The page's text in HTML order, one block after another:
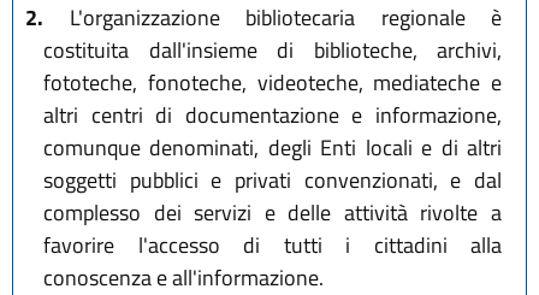
2. L'organizzazione bibliotecaria regionale è
costituita dall'insieme di biblioteche, archivi,
fototeche, fonoteche, videoteche, mediateche e
altri centri di documentazione e informazione,
comunque denominati, degli Enti locali e di altri
soggetti pubblici e privati convenzionati, e dal
complesso dei servizi e delle attività rivolte a
favorire l'accesso di tutti i cittadini alla
conoscenza e all'informazione.